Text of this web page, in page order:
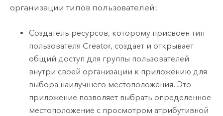
организации типов пользователей:
Создатель ресурсов, которому присвоен тип
пользователя Creator, создает и открывает
общий доступ для группы пользователей
внутри своей организации к приложению для
выбора наилучшего местоположения. Это
приложение позволяет выбрать определенное
местоположение с просмотром атрибутивной